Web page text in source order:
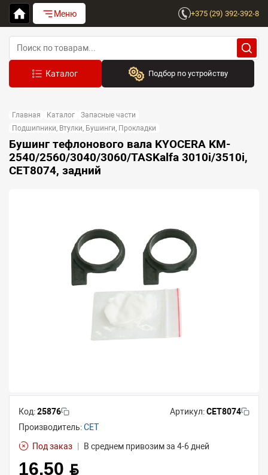
Меню +375 (29) 392-392-8
Подбор по устройству
Выберите бренд
Устройство:
Сначала выберите бренд
Главная Каталог
Запасные части
Подшипники, Втулки, Бушинги, Прокладки
Бушинг тефлонового вала KYOCERA KM-
2540/2560/3040/3060/TASKalfa 3010i/3510i,
CET8074, задний
Код:25876 Артикул:CET8074
Производитель:CET
Под заказ | В среднем привозим за 4-6 дней
16.50 BYN